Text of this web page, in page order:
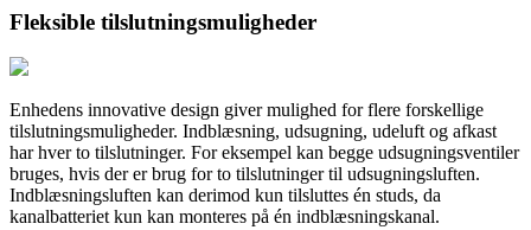
Fleksible tilslutningsmuligheder
Enhedens innovative design giver mulighed for flere forskellige
tilslutningsmuligheder. Indblæsning, udsugning, udeluft og afkast
har hver to tilslutninger. For eksempel kan begge udsugningsventiler
bruges, hvis der er brug for to tilslutninger til udsugningsluften.
Indblæsningsluften kan derimod kun tilsluttes én studs, da
kanalbatteriet kun kan monteres på én indblæsningskanal.